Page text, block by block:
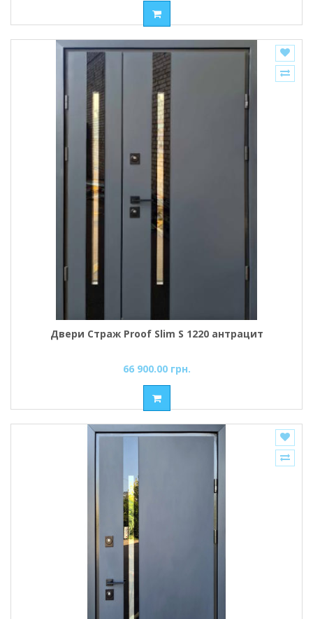
Двери Страж Proof Slim S 1220 антрацит
66 900.00 грн.